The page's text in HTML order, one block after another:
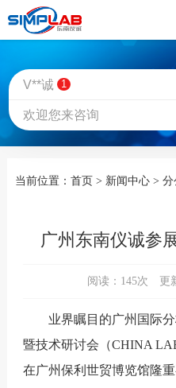
当前位置： 首页 > 新闻中心> 分
广州东南仪诚参
阅读： 145次 更
业界瞩目的广州国际
暨技术研讨会（CHINA
在广州保利世贸博览馆隆
V**诚 1
欢迎您来咨询